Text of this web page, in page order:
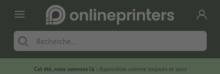
Cet été, nous sommes là :disponibles comme toujours et sans